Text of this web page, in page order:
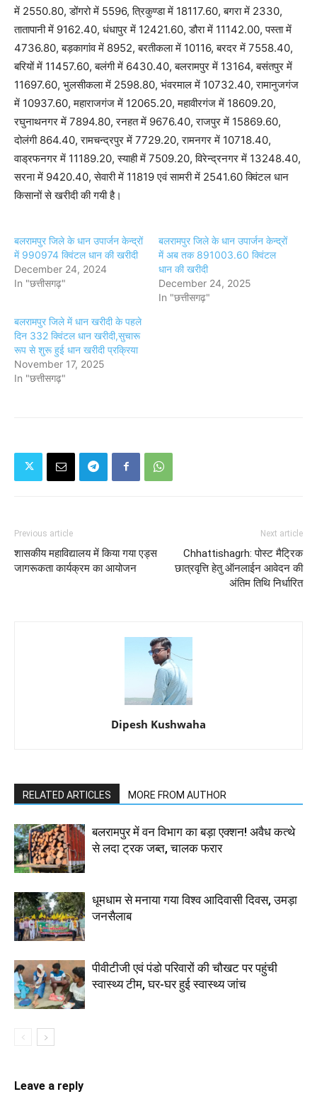
में 2550.80, डोंगरो में 5596, त्रिकुण्डा में 18117.60, बगरा में 2330,
तातापानी में 9162.40, धंधापुर में 12421.60, डौरा में 11142.00, पस्ता में
4736.80, बड़कागांव में 8952, बरतीकला में 10116, बरदर में 7558.40,
बरियों में 11457.60, बलंगी में 6430.40, बलरामपुर में 13164, बसंतपुर में
11697.60, भुलसीकला में 2598.80, भंवरमाल में 10732.40, रामानुजगंज
में 10937.60, महाराजगंज में 12065.20, महावीरगंज में 18609.20,
रघुनाथनगर में 7894.80, रनहत में 9676.40, राजपुर में 15869.60,
दोलंगी 864.40, रामचन्द्रपुर में 7729.20, रामनगर में 10718.40,
वाड्रफनगर में 11189.20, स्याही में 7509.20, विरेन्द्रनगर में 13248.40,
सरना में 9420.40, सेवारी में 11819 एवं सामरी में 2541.60 क्विंटल धान
किसानों से खरीदी की गयी है।
बलरामपुर जिले के धान उपार्जन केन्द्रों
में 990974 क्विंटल धान की खरीदी
December 24, 2024
In "छत्तीसगढ़"
बलरामपुर जिले के धान उपार्जन केन्द्रों
में अब तक 891003.60 क्विंटल
धान की खरीदी
December 24, 2025
In "छत्तीसगढ़"
बलरामपुर जिले में धान खरीदी के पहले
दिन 332 क्विंटल धान खरीदी,सुचारू
रूप से शुरू हुई धान खरीदी प्रक्रिया
November 17, 2025
In "छत्तीसगढ़"
Previous article
शासकीय महाविद्यालय में किया गया एड्स
जागरूकता कार्यक्रम का आयोजन
Next article
Chhattishagrh: पोस्ट मैट्रिक
छात्रवृत्ति हेतु ऑनलाईन आवेदन की
अंतिम तिथि निर्धारित
Dipesh Kushwaha
RELATED ARTICLES MORE FROM AUTHOR
बलरामपुर में वन विभाग का बड़ा एक्शन! अवैध कत्थे
से लदा ट्रक जब्त, चालक फरार
धूमधाम से मनाया गया विश्व आदिवासी दिवस, उमड़ा
जनसैलाब
पीवीटीजी एवं पंडो परिवारों की चौखट पर पहुंची
स्वास्थ्य टीम, घर-घर हुई स्वास्थ्य जांच
Leave a reply